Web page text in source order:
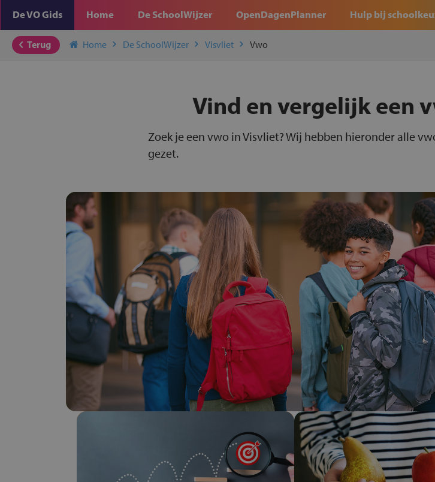
De VO Gids Home De SchoolWijzer OpenDagenPlanner Hulp bij
Terug Home De SchoolWijzer Visvliet Vwo
Vind en vergelijk een
Zoek je een vwo in Visvliet? Wij hebben hieronder alle
gezet.